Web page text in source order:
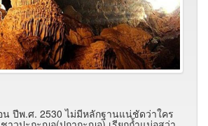
ปีพ.ศ. 2530 ไม่มีหลักฐานแน่ชัดว่าใคร